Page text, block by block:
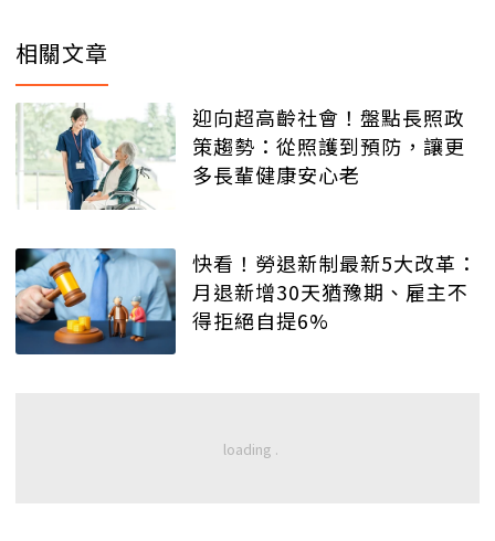
相關文章
迎向超高齡社會！盤點長照政
策趨勢：從照護到預防，讓更
多長輩健康安心老
快看！勞退新制最新5大改革：
月退新增30天猶豫期、雇主不
得拒絕自提6%